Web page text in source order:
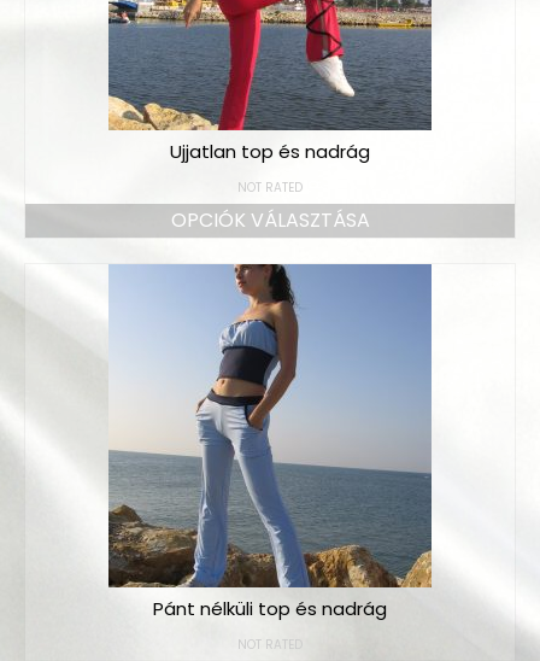
Ujjatlan top és nadrág
NOT RATED
OPCIÓK VÁLASZTÁSA
Pánt nélküli top és nadrág
NOT RATED